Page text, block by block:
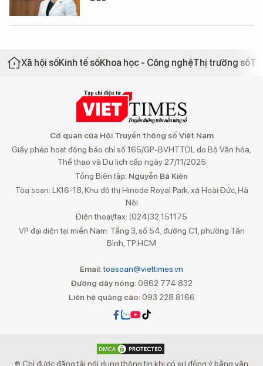
Xã hội sốKinh tế sốKhoa học - Công nghệThị trường số
Cơ quan của Hội Truyền thông số Việt Nam
Giấy phép hoạt động báo chí số 165/GP-BVHTTDL do Bộ Văn hóa,
Thể thao và Du lịch cấp ngày 27/11/2025
Tổng Biên tập: Nguyễn Bá Kiên
Tòa soạn: LK16-18, Khu đô thị Hinode Royal Park, xã Hoài Đức, Hà
Nội
Điện thoại/fax: (024)32 151175
VP đại diện tại miền Nam: Tầng 3, số 54, đường C1, phường Tân
Bình, TP.HCM
Email:toasoan@viettimes.vn
Đường dây nóng: 0862 774 832
Liên hệ quảng cáo:093 228 8166
® Chỉ được đăng tải nội dung thông tin khi có sự đồng ý bằng văn